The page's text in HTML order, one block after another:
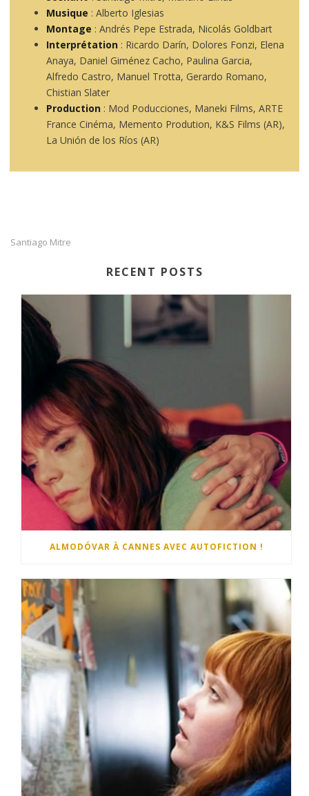
Musique : Alberto Iglesias
Montage : Andrés Pepe Estrada, Nicolás Goldbart
Interprétation : Ricardo Darín, Dolores Fonzi, Elena
Anaya, Daniel Giménez Cacho, Paulina Garcia,
Alfredo Castro, Manuel Trotta, Gerardo Romano,
Chistian Slater
Production: Mod Poducciones, Maneki Films, ARTE
France Cinéma, Memento Prodution, K&S Films (AR),
La Unión de los Ríos (AR)
Santiago Mitre
RECENT POSTS
ALMODÓVAR À CANNES AVEC AUTOFICTION !